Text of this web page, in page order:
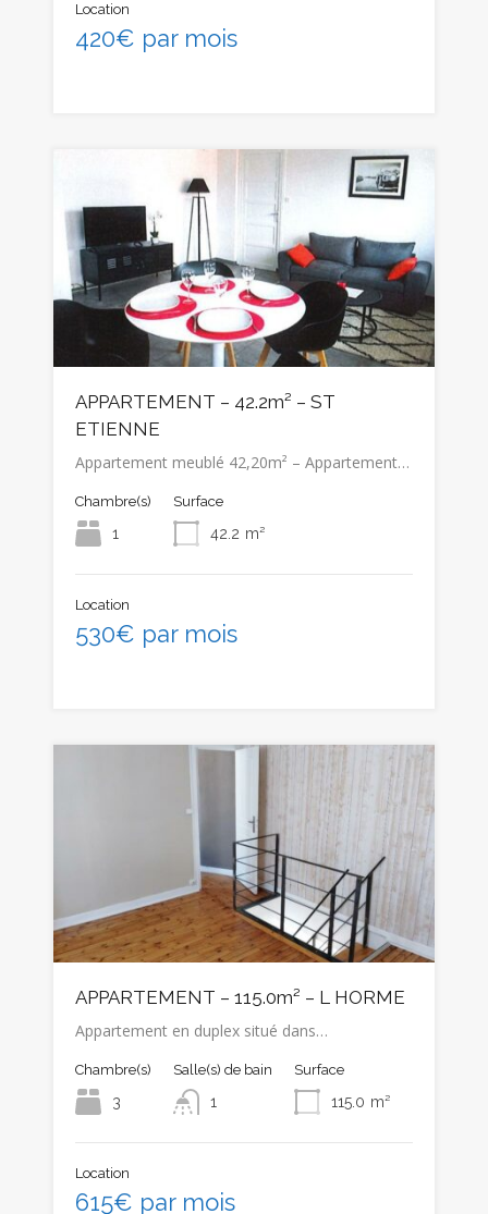
Location
420€ par mois
APPARTEMENT – 42.2m² – ST
ETIENNE
Appartement meublé 42,20m² – Appartement…
Chambre(s)
1
Surface
42.2 m²
Location
530€ par mois
APPARTEMENT – 115.0m² – L HORME
Appartement en duplex situé dans…
Chambre(s)
3
Salle(s) de bain
1
Surface
115.0 m²
Location
615€ par mois